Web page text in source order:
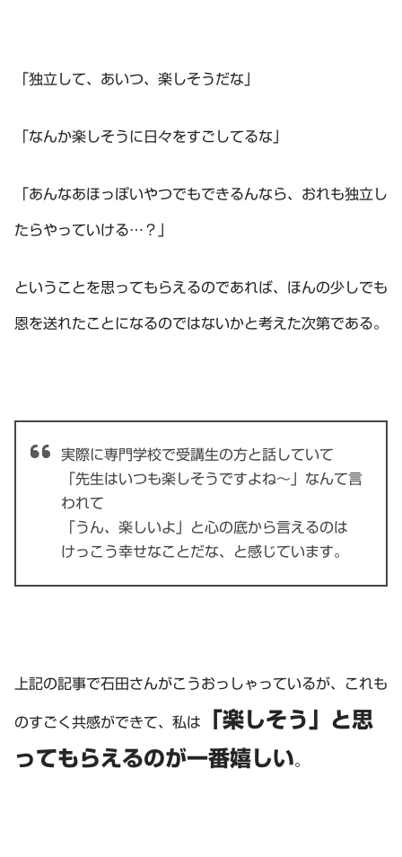
「独立して、あいつ、楽しそうだな」
「なんか楽しそうに日々をすごしてるな」
「あんなあほっぽいやつでもできるんなら、おれも独立し
たらやっていける…？」
ということを思ってもらえるのであれば、ほんの少しでも
恩を送れたことになるのではないかと考えた次第である。
実際に専門学校で受講生の方と話していて
「先生はいつも楽しそうですよね〜」なんて言
われて
「うん、楽しいよ」と心の底から言えるのは
けっこう幸せなことだな、と感じています。
上記の記事で石田さんがこうおっしゃっているが、これも
のすごく共感ができて、私は
「楽しそう」と思
ってもらえるのが一番嬉しい。